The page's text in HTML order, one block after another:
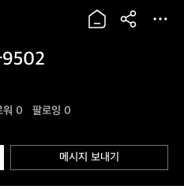
9502
팔로워 0 팔로잉 0
메시지 보내기